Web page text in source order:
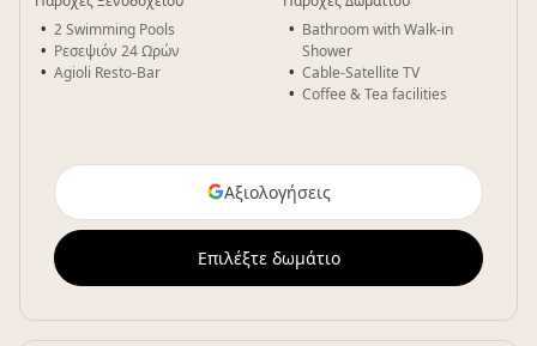
2 Swimming Pools
Ρεσεψιόν 24 Ωρών
Agioli Resto-Bar
Bathroom with Walk-in
Shower
Cable-Satellite TV
Coffee & Tea facilities
Αξιολογήσεις
Επιλέξτε δωμάτιο